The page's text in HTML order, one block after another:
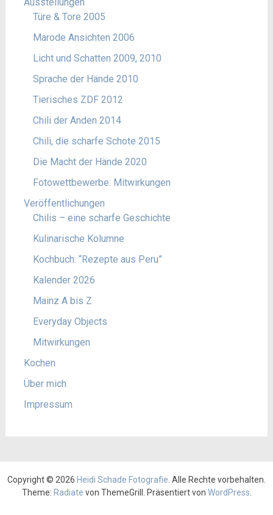
Türe & Tore 2005
Marode Ansichten 2006
Licht und Schatten 2009, 2010
Sprache der Hände 2010
Tierisches ZDF 2012
Chili der Anden 2014
Chili, die scharfe Schote 2015
Die Macht der Hände 2020
Fotowettbewerbe: Mitwirkungen
Veröffentlichungen
Chilis – eine scharfe Geschichte
Kulinarische Kolumne
Kochbuch: “Rezepte aus Peru”
Kalender 2026
Mainz A bis Z
Everyday Objects
Mitwirkungen
Kochen
Über mich
Impressum
Copyright © 2026 Heidi Schade Fotografie . Alle Rechte vorbehalten.
Theme: Radiate von ThemeGrill. Präsentiert von WordPress